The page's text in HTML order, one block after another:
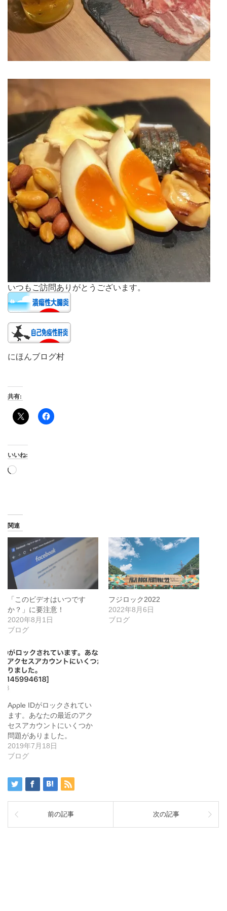
いつもご訪問ありがとうございます。
にほんブログ村
共有:
いいね:
読
関連
「このビデオはいつです
か？」に要注意！
2020年8月1日
ブログ
フジロック2022
2022年8月6日
ブログ
Aρρle IDがロックされてい
ます。あなたの最近のアク
セスアカウントにいくつか
問題がありました。
2019年7月18日
ブログ
前の記事 次の記事